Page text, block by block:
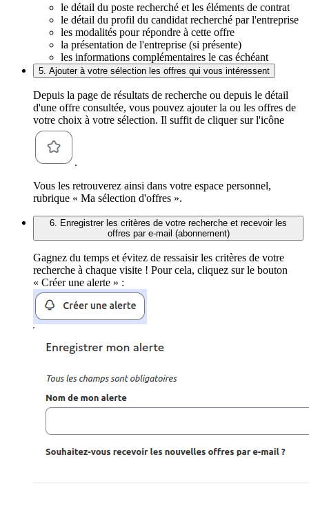
le détail du poste recherché et les éléments de contrat
le détail du profil du candidat recherché par l'entreprise
les modalités pour répondre à cette offre
la présentation de l'entreprise (si présente)
les informations complémentaires le cas échéant
5. Ajouter à votre sélection les offres qui vous intéressent
Depuis la page de résultats de recherche ou depuis le détail
d'une offre consultée, vous pouvez ajouter la ou les offres de
votre choix à votre sélection. Il suffit de cliquer sur l'icône
.
Vous les retrouverez ainsi dans votre espace personnel,
rubrique « Ma sélection d'offres ».
6. Enregistrer les critères de votre recherche et recevoir les
offres par e-mail (abonnement)
Gagnez du temps et évitez de ressaisir les critères de votre
recherche à chaque visite ! Pour cela, cliquez sur le bouton
« Créer une alerte » :